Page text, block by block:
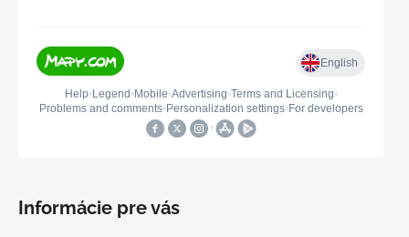
Informácie pre vás